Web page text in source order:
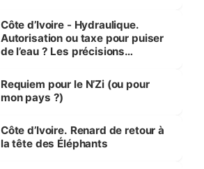
Côte d’Ivoire - Hydraulique.
Autorisation ou taxe pour puiser
de l’eau ? Les précisions
Requiem pour le N’Zi (ou pour
mon pays ?)
Côte d’Ivoire. Renard de retour à
la tête des Éléphants